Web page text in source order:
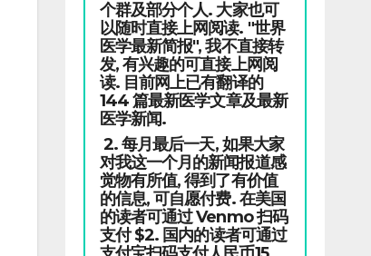
个群及部分个人. 大家也可
以随时直接上网阅读. "世界
医学最新简报", 我不直接转
发, 有兴趣的可直接上网阅
读. 目前网上已有翻译的
144 篇最新医学文章及最新
医学新闻.
2. 每月最后一天, 如果大家
对我这一个月的新闻报道感
觉物有所值, 得到了有价值
的信息, 可自愿付费. 在美国
的读者可通过 Venmo 扫码
支付 $2. 国内的读者可通过